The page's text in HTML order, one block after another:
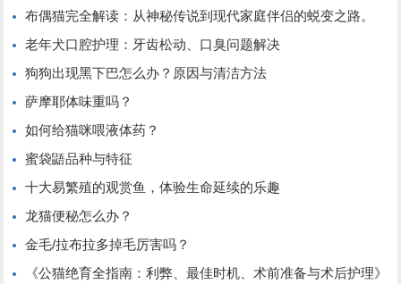
布偶猫完全解读：从神秘传说到现代家庭伴侣的蜕变之路。
老年犬口腔护理：牙齿松动、口臭问题解决
狗狗出现黑下巴怎么办？原因与清洁方法
萨摩耶体味重吗？
如何给猫咪喂液体药？
蜜袋鼯品种与特征
十大易繁殖的观赏鱼，体验生命延续的乐趣
龙猫便秘怎么办？
金毛/拉布拉多掉毛厉害吗？
《公猫绝育全指南：利弊、最佳时机、术前准备与术后护理》